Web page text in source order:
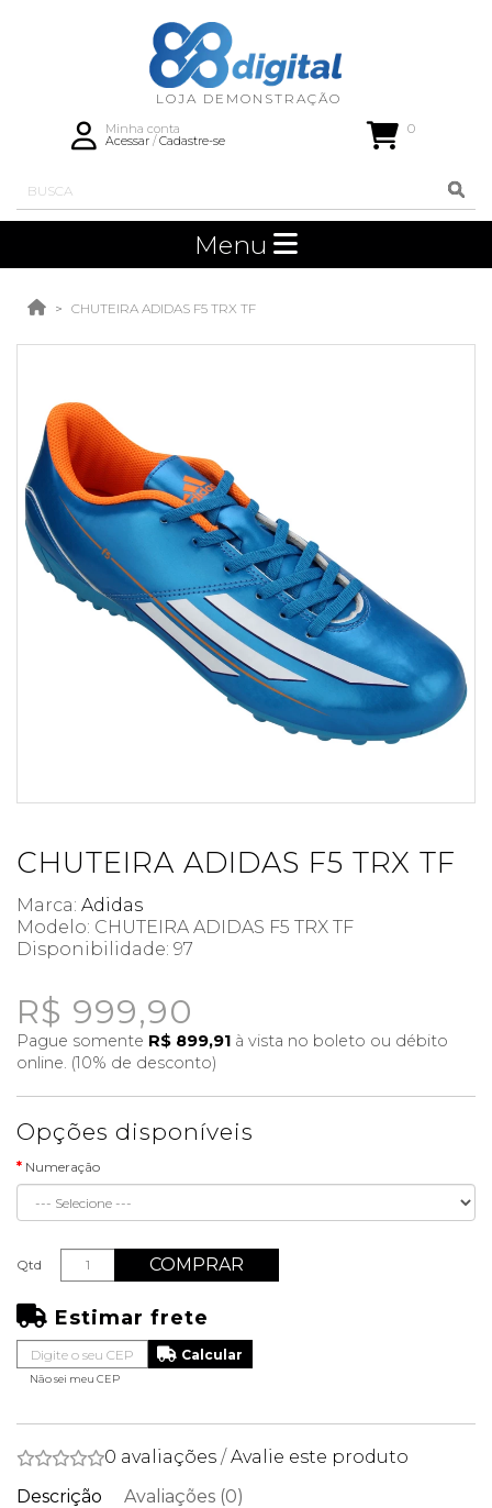
Minha conta
Acessar/Cadastre-se
0
Menu
CHUTEIRA ADIDAS F5 TRX TF
CHUTEIRA ADIDAS F5 TRX TF
Marca: Adidas
Modelo: CHUTEIRA ADIDAS F5 TRX TF
Disponibilidade: 97
R$ 999,90
Pague somente R$ 899,91 à vista no boleto ou débito
online. (10% de desconto)
Opções disponíveis
Numeração
Qtd COMPRAR
Estimar frete
Não sei meu CEP
0 avaliações /Avalie este produto
Descrição
Avaliações (0)